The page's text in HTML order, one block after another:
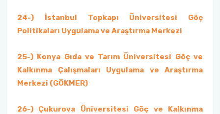
24-) İstanbul Topkapı Üniversitesi Göç
Politikaları Uygulama ve Araştırma Merkezi
25-) Konya Gıda ve Tarım Üniversitesi Göç ve
Kalkınma Çalışmaları Uygulama ve Araştırma
Merkezi (GÖKMER)
26-) Çukurova Üniversitesi Göç ve Kalkınma